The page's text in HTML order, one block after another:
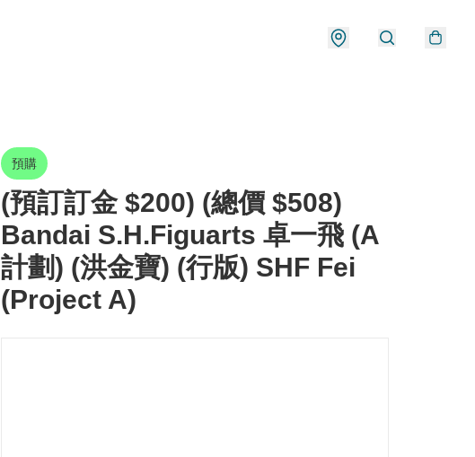
預購
(預訂訂金 $200) (總價 $508)
Bandai S.H.Figuarts 卓一飛 (A
計劃) (洪金寶) (行版) SHF Fei
(Project A)